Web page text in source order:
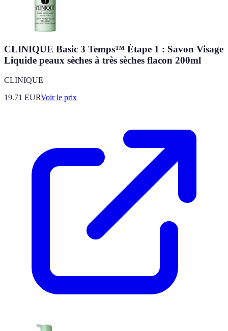
CLINIQUE Basic 3 Temps™ Étape 1 : Savon Visage
Liquide peaux sèches à très sèches flacon 200ml
CLINIQUE
19.71 EURVoir le prix